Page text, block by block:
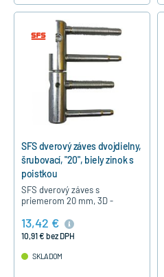
SFS dverový záves dvojdielny,
šrubovací, "20", biely zinok s
poistkou
SFS dverový záves s
priemerom 20 mm, 3D -
s poistkou je určený pre
vchodové dvere otváravé von.
13,42 €
10,91 € bez DPH
SKLADOM